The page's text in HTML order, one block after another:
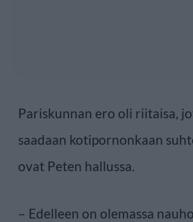
Pariskunnan ero oli riitaisa,
saadaan kotipornonkaan
ovat Peten hallussa.
– Edelleen on olemassa